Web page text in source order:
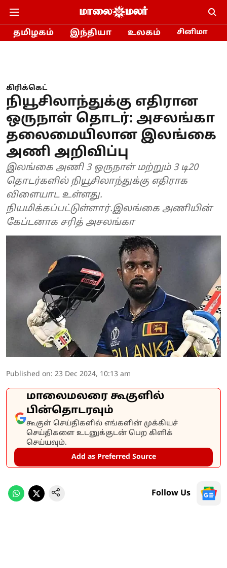
தமிழகம் இந்தியா உலகம் சினிமா
கிரிக்கெட்
நியூசிலாந்துக்கு எதிரான
ஒருநாள் தொடர்: அசலங்கா
தலைமையிலான இலங்கை
அணி அறிவிப்பு
இலங்கை அணி 3 ஒருநாள் மற்றும் 3 டி20
தொடர்களில் நியூசிலாந்துக்கு எதிராக
விளையாட உள்ளது.
நியமிக்கப்பட்டுள்ளார்.இலங்கை அணியின்
கேப்டனாக சரித் அசலங்கா
Published on: 23 Dec 2024, 10:13 am
மாலைமலரை கூகுளில்
பின்தொடரவும்
கூகுள் செய்திகளில் எங்களின் முக்கியச்
செய்திகளை உடனுக்குடன் பெற கிளிக்
செய்யவும்.
Add as Preferred Source
Follow Us